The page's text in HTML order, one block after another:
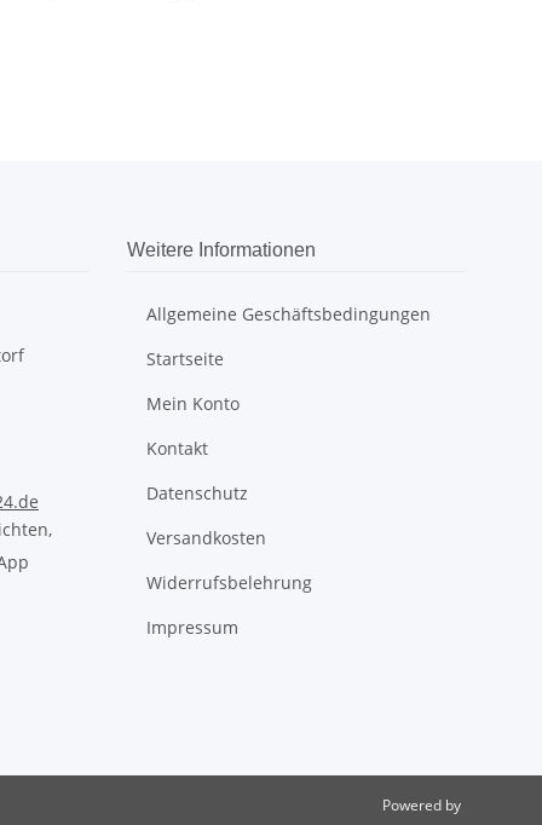
Weitere Informationen
Allgemeine Geschäftsbedingungen
Startseite
Mein Konto
Kontakt
Datenschutz
Versandkosten
Widerrufsbelehrung
Impressum
Powered by